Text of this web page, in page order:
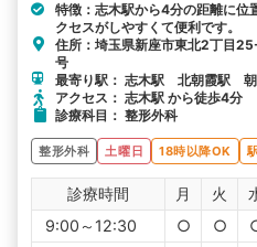
特徴：志木駅から4分の距離に位
クセスがしやすくて便利です。
住所：埼玉県新座市東北2丁目
号
最寄り駅： 志木駅 北朝霞駅 朝
アクセス： 志木駅 から徒歩4分
診療科目： 整形外科
整形外科 土曜日 18時以降OK
診療時間 月 火
9:00～12:30
○ ○